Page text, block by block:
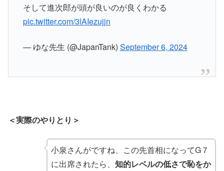
そして進次郎が頭が良いのが良くわかる
pic.twitter.com/3lAIezujjn
— ゆな先生 (@JapanTank) September 6, 2024
＜実際のやりとり＞
小泉さんがですね、この先首相になってG７
に出席されたら、 知的レベルの低さで恥をか